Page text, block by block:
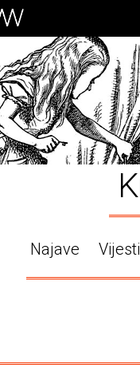
Najave Vijesti